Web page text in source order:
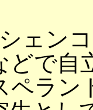
ェン
どで自
ペラン